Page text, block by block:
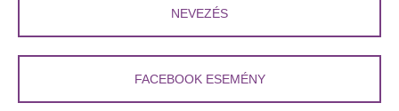
NEVEZÉS
FACEBOOK ESEMÉNY